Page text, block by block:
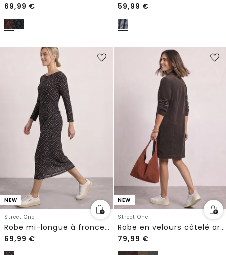
69,99 € 59,99 €
NEW
Street One
Robe mi-longue à fronces latérales
69,99 €
NEW
Street One
Robe en velours côtelé arrivant aux genoux, à fermeture zip
79,99 €